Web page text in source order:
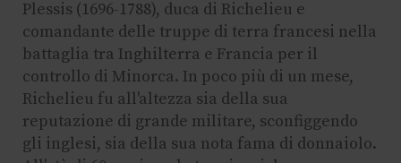
Plessis (1696-1788), duca di Richelieu e
comandante delle truppe di terra francesi nella
battaglia tra Inghilterra e Francia per il
controllo di Minorca. In poco più di un mese,
Richelieu fu all'altezza sia della sua
reputazione di grande militare, sconfiggendo
gli inglesi, sia della sua nota fama di donnaiolo.